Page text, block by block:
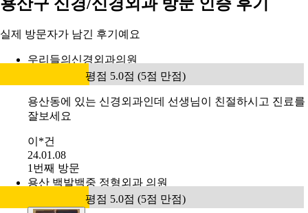
실제 방문자가 남긴 후기예요
우리들의신경외과의원
평점 5.0점 (5점 만점)
용산동에 있는 신경외과인데 선생님이 친절하시고 진료를
잘보세요
이*건
24.01.08
1번째 방문
용산 백발백중 정형외과 의원
평점 5.0점 (5점 만점)